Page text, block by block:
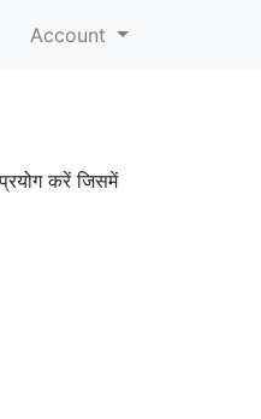
Account
करें जिसमें